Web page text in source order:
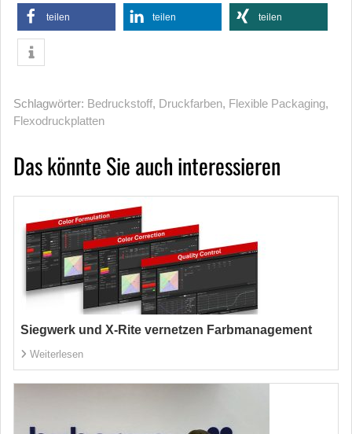
teilen teilen teilen
Schlagwörter: Bedruckstoff, Druckfarben, Flexible Packaging,
Flexodruckplatten
Das könnte Sie auch interessieren
Siegwerk und X-Rite vernetzen Farbmanagement
Weiterlesen